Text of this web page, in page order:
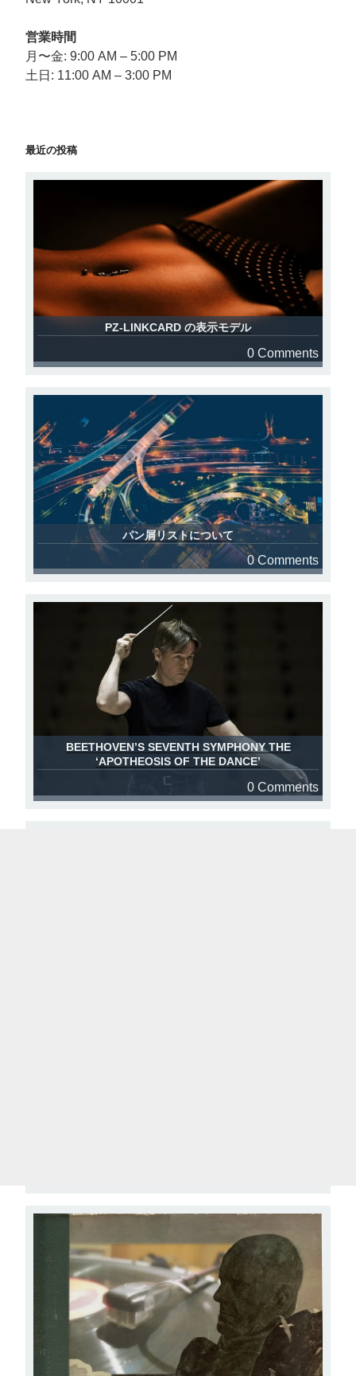
営業時間
月〜金: 9:00 AM – 5:00 PM
土日: 11:00 AM – 3:00 PM
最近の投稿
PZ-LINKCARD の表示モデル
0 Comments
パン屑リストについて
0 Comments
BEETHOVEN’S SEVENTH SYMPHONY THE
‘APOTHEOSIS OF THE DANCE’
0 Comments